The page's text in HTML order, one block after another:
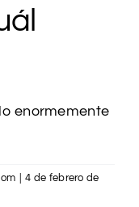
enormemente
4 de febrero de